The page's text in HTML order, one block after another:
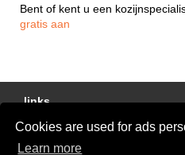
Cookies are used for ads
Learn more
Bent of kent u een
gratis aan
links
Gratis Offertes Vergelijken